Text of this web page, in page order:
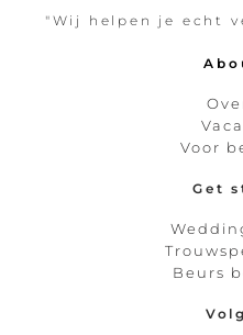
"Wij helpen je echt
Voor
Get
Beurs